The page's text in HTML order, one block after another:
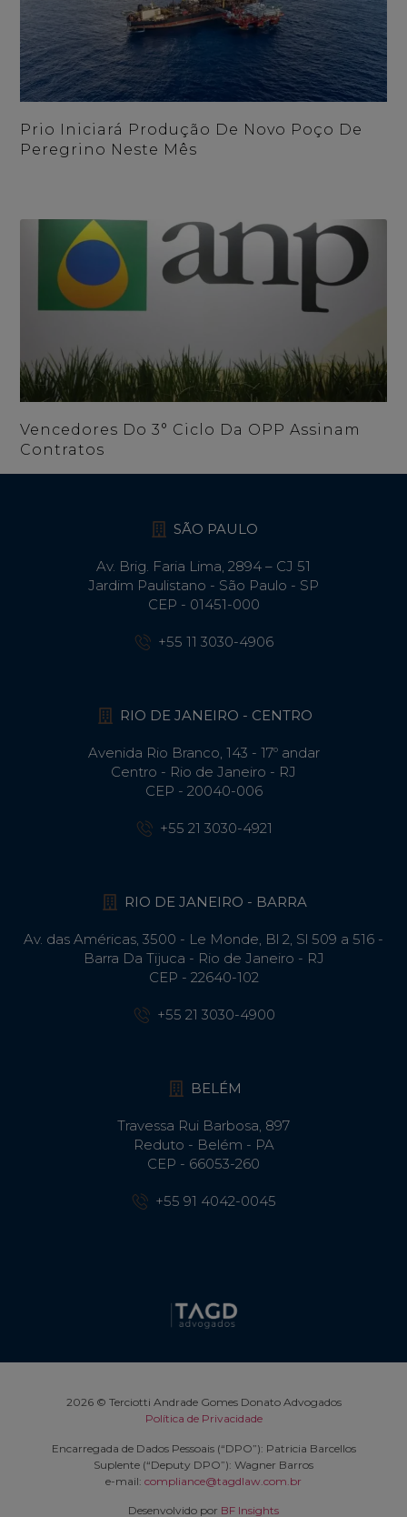
Prio Iniciará Produção De Novo Poço De
Peregrino Neste Mês
Vencedores Do 3° Ciclo Da OPP Assinam
Contratos
SÃO PAULO
Av. Brig. Faria Lima, 2894 – CJ 51
Jardim Paulistano - São Paulo - SP
CEP - 01451-000
+55 11 3030-4906
RIO DE JANEIRO - CENTRO
Avenida Rio Branco, 143 - 17º andar
Centro - Rio de Janeiro - RJ
CEP - 20040-006
+55 21 3030-4921
RIO DE JANEIRO - BARRA
Av. das Américas, 3500 - Le Monde, Bl 2, Sl 509 a 516 -
Barra Da Tijuca - Rio de Janeiro - RJ
CEP - 22640-102​
+55 21 3030-4900
BELÉM
Travessa Rui Barbosa, 897
Reduto - Belém - PA
CEP - 66053-260
+55 91 4042-0045
2026 © Terciotti Andrade Gomes Donato Advogados
Política de Privacidade
Encarregada de Dados Pessoais (“DPO”): Patricia Barcellos
Suplente (“Deputy DPO”): Wagner Barros
e-mail: compliance@tagdlaw.com.br
Desenvolvido por BF Insights